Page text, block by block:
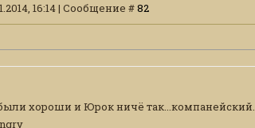
16:14 | Сообщение #82
хороши и Юрок ничё так...компанейский.